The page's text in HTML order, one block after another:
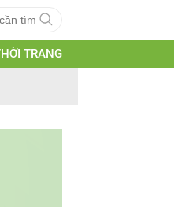
TRANG